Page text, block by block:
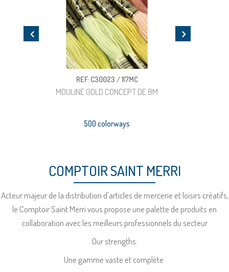
REF: C30023 / 117MC
MOULINE GOLD CONCEPT DE 8M
500 colorways
COMPTOIR SAINT MERRI
Acteur majeur de la distribution d'articles de mercerie et loisirs créatifs,
le Comptoir Saint Merri vous propose une palette de produits en
collaboration avec les meilleurs professionnels du secteur
Our strengths:
Une gamme vaste et complète.